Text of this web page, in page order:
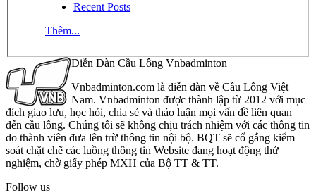
Recent Posts
Thêm...
Diễn Đàn Cầu Lông Vnbadminton
Vnbadminton.com là diễn đàn về Cầu Lông Việt
Nam. Vnbadminton được thành lập từ 2012 với mục
đích giao lưu, học hỏi, chia sẻ và thảo luận mọi vấn đề liên quan
đến cầu lông. Chúng tôi sẽ không chịu trách nhiệm với các thông tin
do thành viên đưa lên trừ thông tin nội bộ. BQT sẽ cố gắng kiểm
soát chặt chẽ các luồng thông tin Website đang hoạt động thử
nghiệm, chờ giấy phép MXH của Bộ TT & TT.
Follow us